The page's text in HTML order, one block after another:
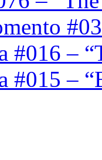
#016 –
#015 –